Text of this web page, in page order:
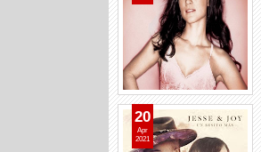
20
Apr
2021